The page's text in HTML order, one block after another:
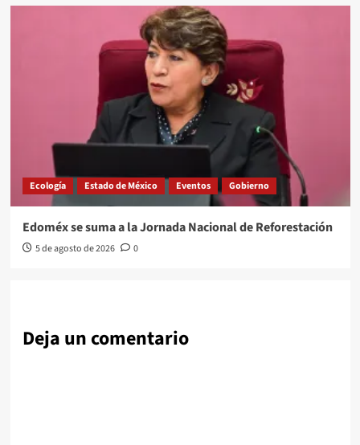
Ecología Estado de México Eventos Gobierno
Edoméx se suma a la Jornada Nacional de Reforestación
5 de agosto de 2026 0
Deja un comentario